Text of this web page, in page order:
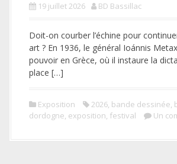
19 juillet 2026 BD Bassillac
Doit-on courber l’échine pour
art ? En 1936, le général Ioánnis
pouvoir en Grèce, où il instaure la
place […]
Exposition 2026, bande dessinée,
dordogne, exposition, festival Un